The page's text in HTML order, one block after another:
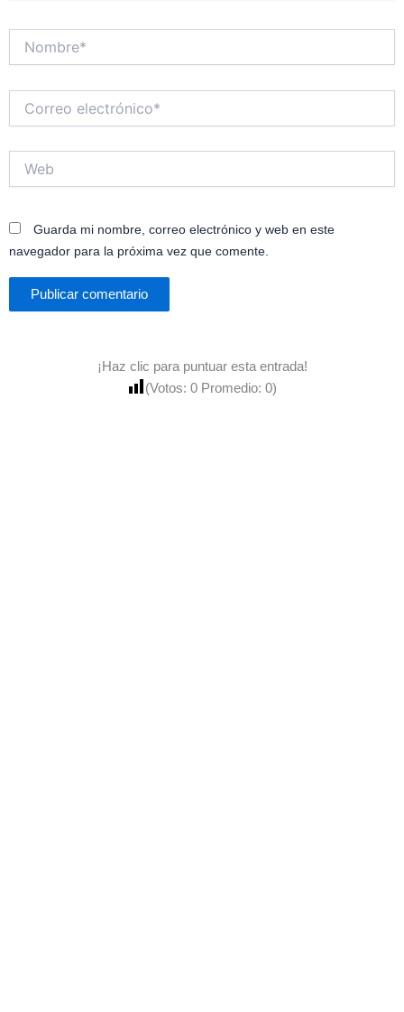
electrónico*
Guarda mi nombre, correo electrónico y web en este
navegador para la próxima vez que comente.
¡Haz clic para puntuar esta entrada!
(Votos: 0 Promedio: 0)